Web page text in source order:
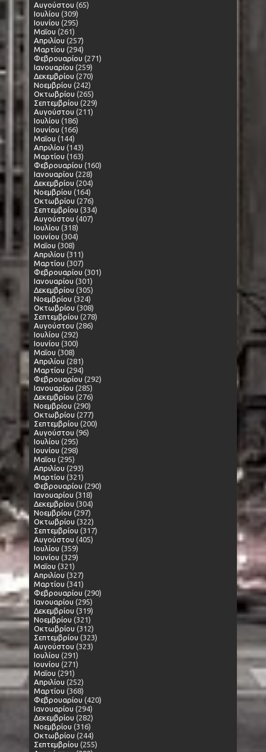
Αυγούστου (65)
Ιουλίου (309)
Ιουνίου (295)
Μαΐου (261)
Απριλίου (257)
Μαρτίου (294)
Φεβρουαρίου (271)
Ιανουαρίου (259)
Δεκεμβρίου (270)
Νοεμβρίου (242)
Οκτωβρίου (265)
Σεπτεμβρίου (229)
Αυγούστου (211)
Ιουλίου (186)
Ιουνίου (166)
Μαΐου (144)
Απριλίου (143)
Μαρτίου (163)
Φεβρουαρίου (160)
Ιανουαρίου (228)
Δεκεμβρίου (204)
Νοεμβρίου (164)
Οκτωβρίου (276)
Σεπτεμβρίου (334)
Αυγούστου (407)
Ιουλίου (318)
Ιουνίου (304)
Μαΐου (308)
Απριλίου (311)
Μαρτίου (307)
Φεβρουαρίου (301)
Ιανουαρίου (301)
Δεκεμβρίου (305)
Νοεμβρίου (324)
Οκτωβρίου (308)
Σεπτεμβρίου (278)
Αυγούστου (286)
Ιουλίου (292)
Ιουνίου (300)
Μαΐου (308)
Απριλίου (281)
Μαρτίου (294)
Φεβρουαρίου (292)
Ιανουαρίου (285)
Δεκεμβρίου (276)
Νοεμβρίου (290)
Οκτωβρίου (277)
Σεπτεμβρίου (200)
Αυγούστου (96)
Ιουλίου (295)
Ιουνίου (298)
Μαΐου (295)
Απριλίου (293)
Μαρτίου (321)
Φεβρουαρίου (290)
Ιανουαρίου (318)
Δεκεμβρίου (304)
Νοεμβρίου (297)
Οκτωβρίου (322)
Σεπτεμβρίου (317)
Αυγούστου (405)
Ιουλίου (359)
Ιουνίου (329)
Μαΐου (321)
Απριλίου (327)
Μαρτίου (341)
Φεβρουαρίου (290)
Ιανουαρίου (295)
Δεκεμβρίου (319)
Νοεμβρίου (321)
Οκτωβρίου (312)
Σεπτεμβρίου (323)
Αυγούστου (323)
Ιουλίου (291)
Ιουνίου (271)
Μαΐου (291)
Απριλίου (252)
Μαρτίου (368)
Φεβρουαρίου (420)
Ιανουαρίου (294)
Δεκεμβρίου (282)
Νοεμβρίου (316)
Οκτωβρίου (244)
Σεπτεμβρίου (255)